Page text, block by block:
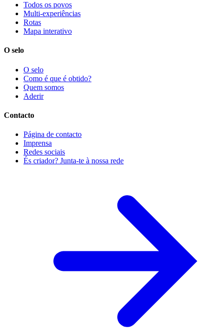
Todos os povos
Multi-experiências
Rotas
Mapa interativo
O selo
O selo
Como é que é obtido?
Quem somos
Aderir
Contacto
Página de contacto
Imprensa
Redes sociais
És criador? Junta-te à nossa rede